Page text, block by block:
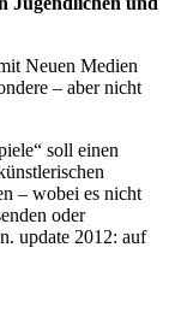
Neuen Medien
– aber nicht
soll einen
– wobei es nicht
oder
update 2012: auf